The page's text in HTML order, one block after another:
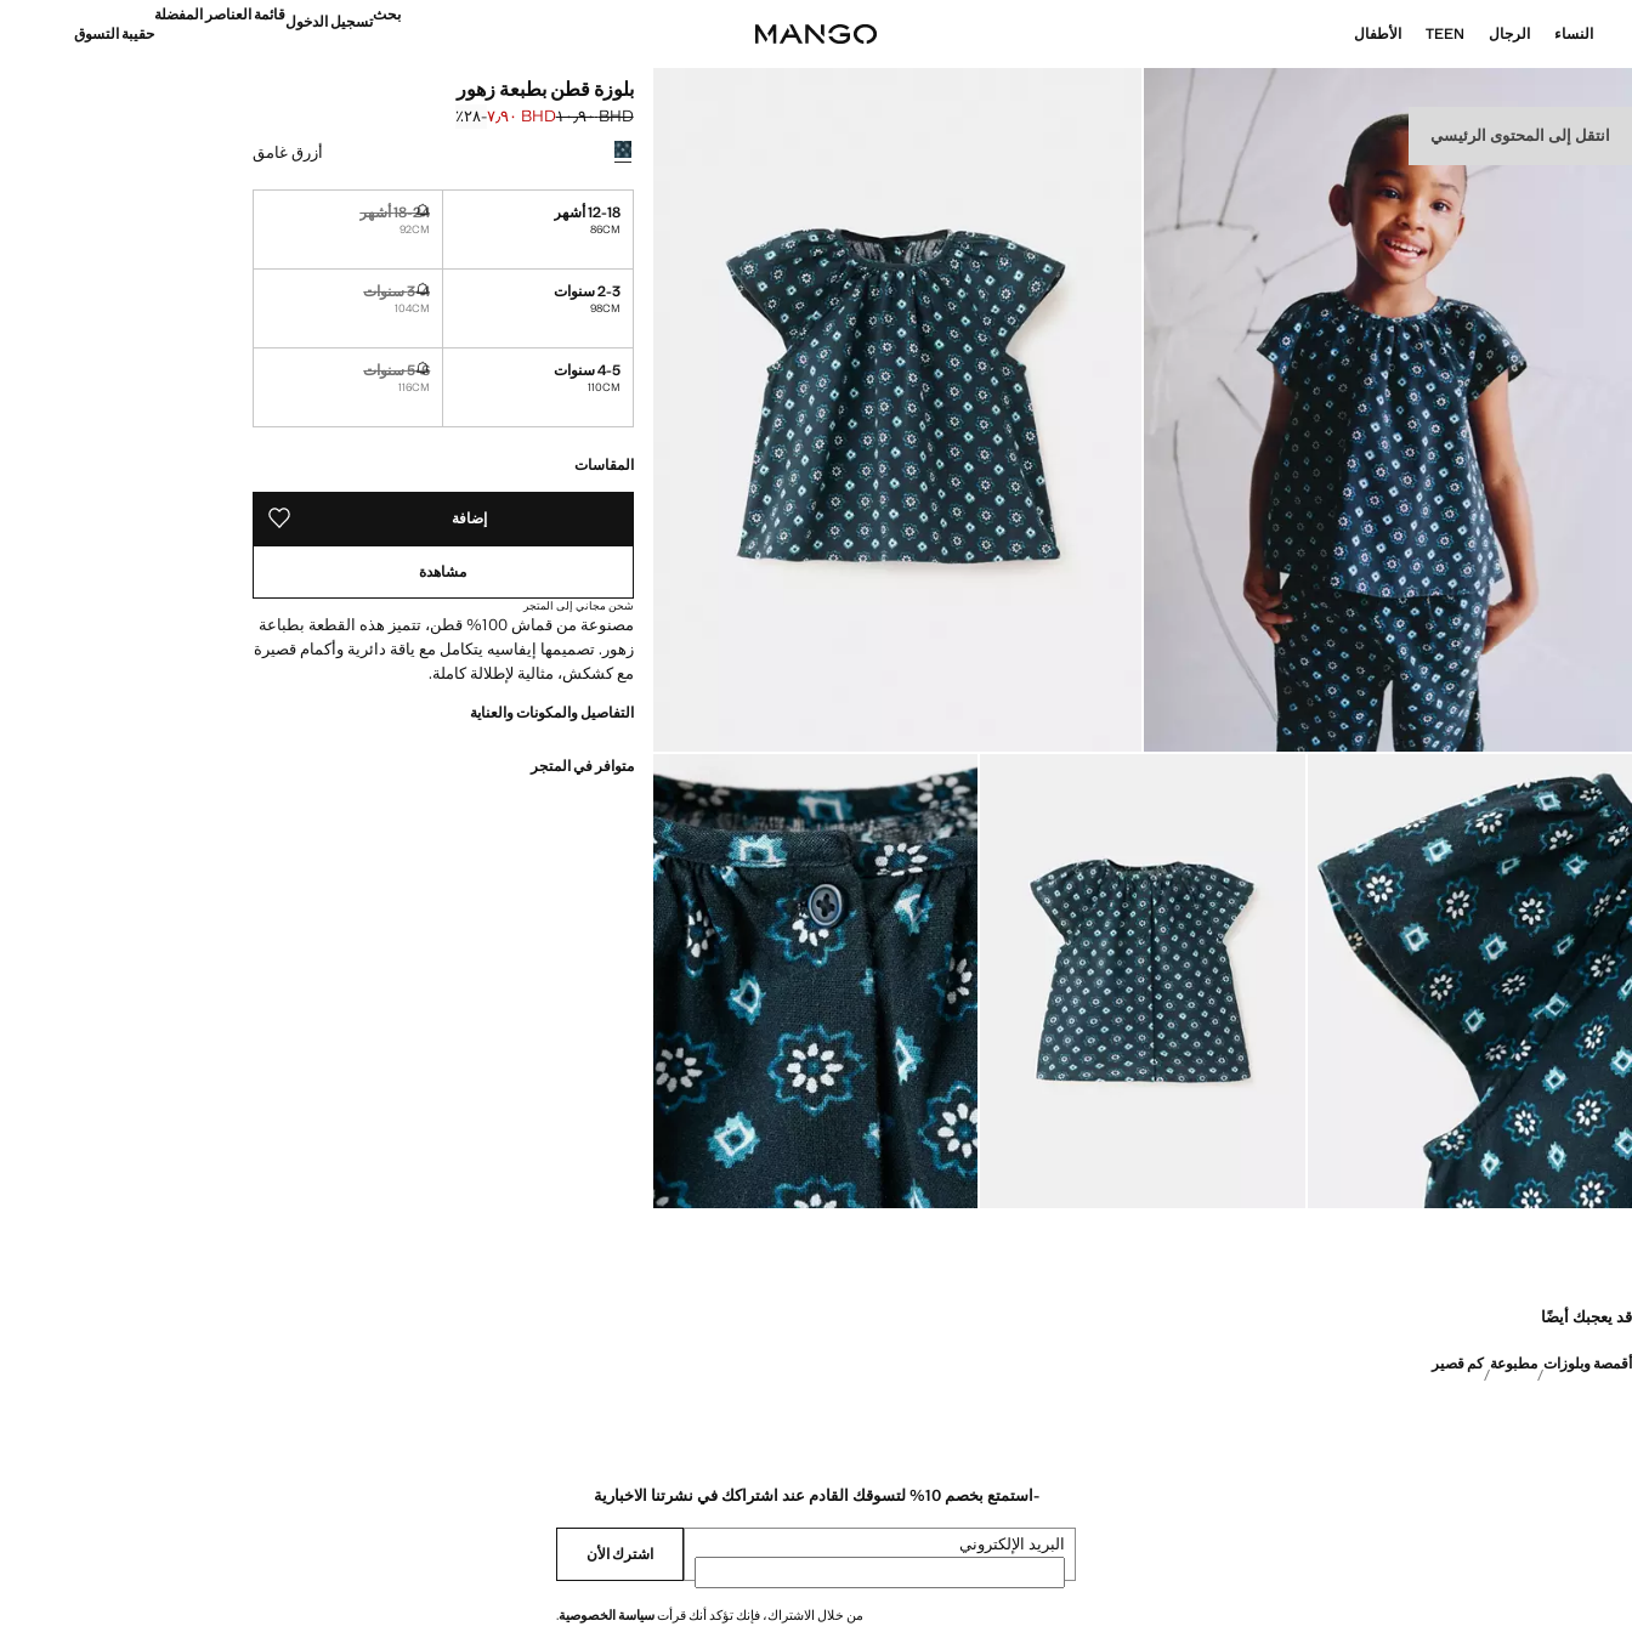
انتقل إلى المحتوى الرئيسي
النساء الرجال TEEN الأطفال
بحثتسجيل الدخولقائمة العناصر المفضلة
حقيبة التسوق
بلوزة قطن بطبعة زهور
السعر الأول محذوف [BHD ١٠٫٩٠ ]
BHD ١٠٫٩٠
السعر الحالي [BHD ٧٫٩٠ ]BHD ٧٫٩٠
؜-٢٨٪؜
حدد اللون
أزرق غامق
12-18 أشهر
86CM
18-24 أشهر
92CM
غير متوفر. أنا أريده!
2-3 سنوات
98CM
3-4 سنوات
104CM
غير متوفر. أنا أريده!
4-5 سنوات
110CM
5-6 سنوات
116CM
غير متوفر. أنا أريده!
المقاسات
إضافة حفظه في قائمة منتجاتك المفضلة
مشاهدة
شحن مجاني إلى المتجر
مصنوعة من قماش 100% قطن، تتميز هذه القطعة بطباعة
زهور. تصميمها إيفاسيه يتكامل مع ياقة دائرية وأكمام قصيرة
مع كشكش، مثالية لإطلالة كاملة.
التفاصيل والمكونات والعناية
متوافر في المتجر
قد يعجبك أيضًا
أقمصة وبلوزات مطبوعة كم قصير
-استمتع بخصم 10% لتسوقك القادم عند اشتراكك في نشرتنا الاخبارية
البريد الإلكتروني اشترك الأن
من خلال الاشتراك، فإنك تؤكد أنك قرأتسياسة الخصوصية.